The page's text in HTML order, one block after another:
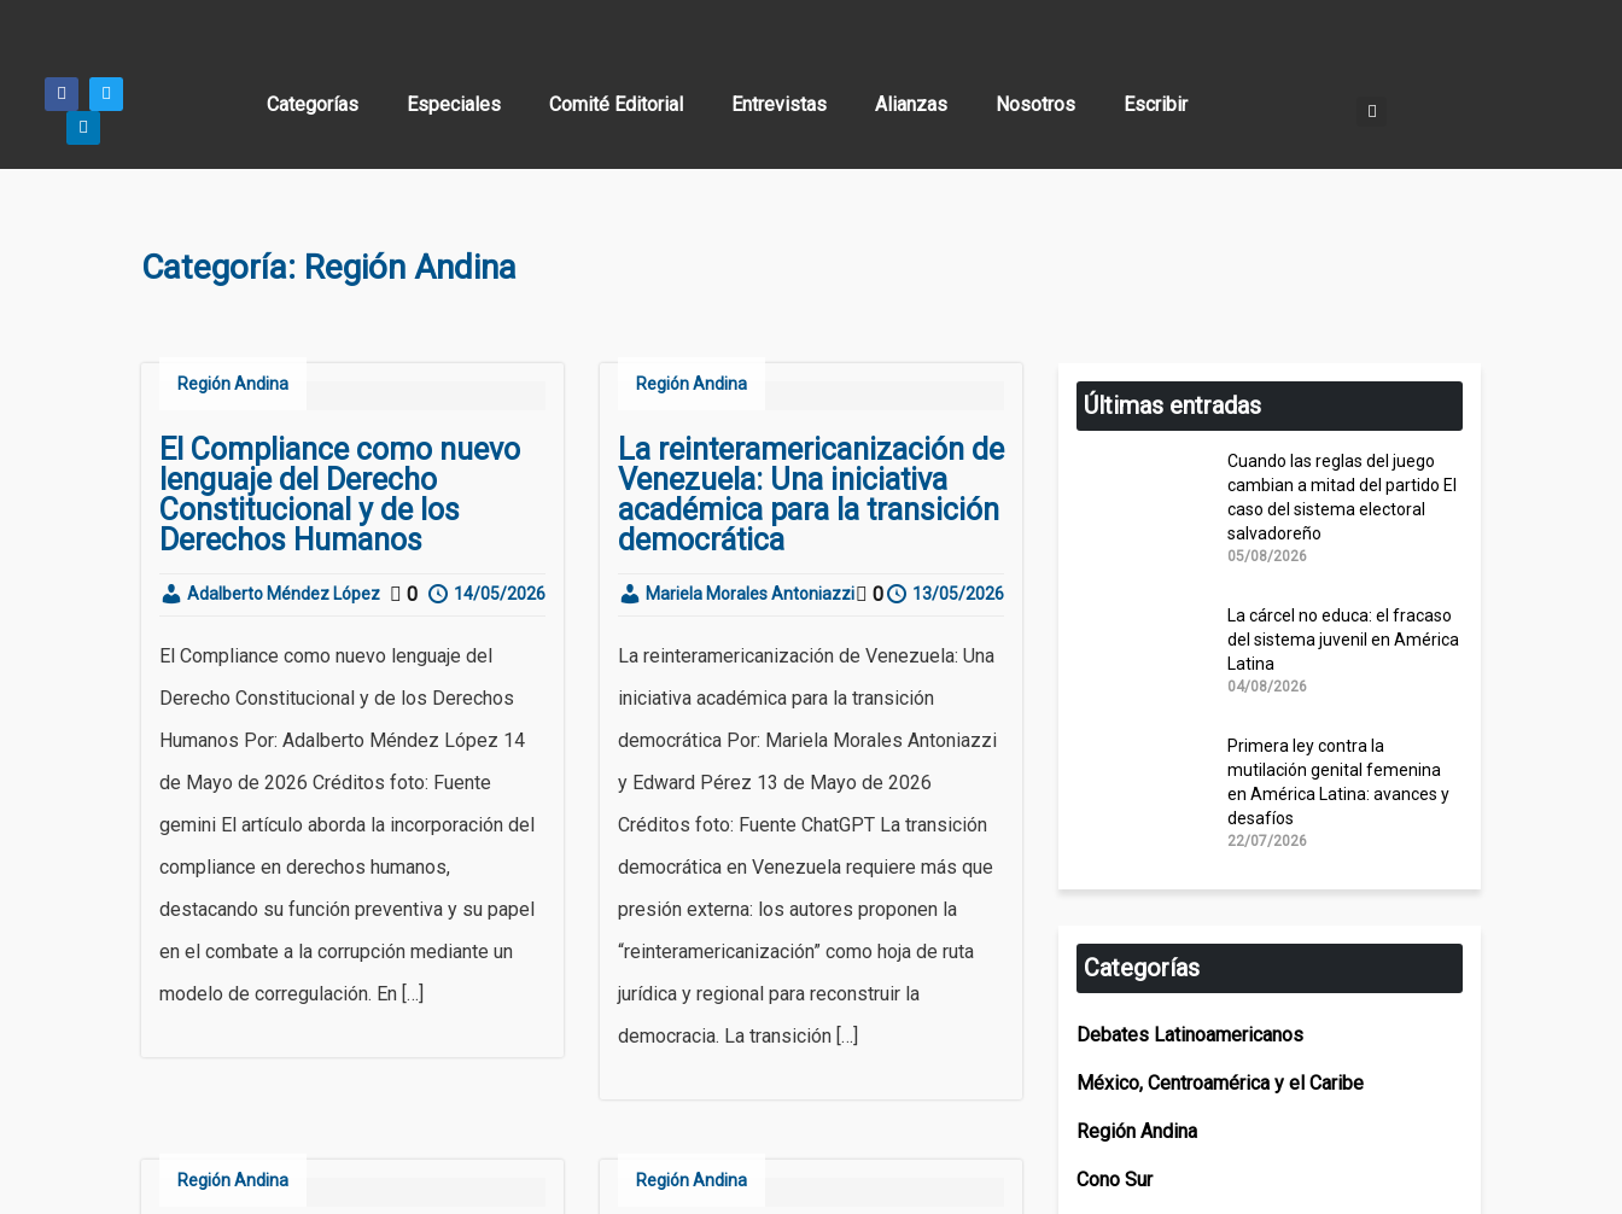
Categorías Especiales Comité Editorial Entrevistas Alianzas Nosotros Escribir
Categoría: Región Andina
Región Andina
El Compliance como nuevo
lenguaje del Derecho
Constitucional y de los
Derechos Humanos
Adalberto Méndez López 0 14/05/2026
El Compliance como nuevo lenguaje del
Derecho Constitucional y de los Derechos
Humanos Por: Adalberto Méndez López 14
de Mayo de 2026 Créditos foto: Fuente
gemini El artículo aborda la incorporación del
compliance en derechos humanos,
destacando su función preventiva y su papel
en el combate a la corrupción mediante un
modelo de corregulación. En […]
Región Andina
La reinteramericanización de
Venezuela: Una iniciativa
académica para la transición
democrática
Mariela Morales Antoniazzi 0 13/05/2026
La reinteramericanización de Venezuela: Una
iniciativa académica para la transición
democrática Por: Mariela Morales Antoniazzi
y Edward Pérez 13 de Mayo de 2026
Créditos foto: Fuente ChatGPT La transición
democrática en Venezuela requiere más que
presión externa: los autores proponen la
“reinteramericanización” como hoja de ruta
jurídica y regional para reconstruir la
democracia. La transición […]
Región Andina Región Andina
Últimas entradas
Cuando las reglas del juego
cambian a mitad del partido El
caso del sistema electoral
salvadoreño
05/08/2026
La cárcel no educa: el fracaso
del sistema juvenil en América
Latina
04/08/2026
Primera ley contra la
mutilación genital femenina
en América Latina: avances y
desafíos
22/07/2026
Categorías
Debates Latinoamericanos
México, Centroamérica y el Caribe
Región Andina
Cono Sur